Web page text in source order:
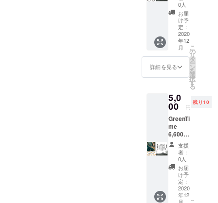
のエネ
ルギー
を感じ
させる
ブレス
レット
です。
また、
現代社
六の格
言クリ
イルが
セット
になり
ます。
生活に
身近
な、使
いやす
いもの
をリ
ターン
チーフ
はどれ
が届く
かはお
楽しみ
に！
（モ
チーフ
のご指
ご了承
くださ
い。）
どれも
幸運を
モチー
フにし
た自然
のエネ
ルギー
を感じ
させる
ブレス
レット
レット
(黒系)ど
れか1本
+ 660
円相当
戦艦大
ショッ
プオリ
ジナル
クリア
ル「男
の修
行・全
文」 ブ
レス
レット
のモ
チーフ
はどれ
が届く
かはお
楽しみ
に！
（モ
0人
お届
け予
定：
2020
年12
月
詳細を見る
こ
の
リ
タ
ー
ン
を
選
択
す
る
5,0
00 円
残り10
GreenTi
me
6,600円
相当ブ
レス
レット
(木目)ど
れか1本
+ 660
円相当
戦艦大
支援
者：
0人
お届
け予
定：
2020
年12
月